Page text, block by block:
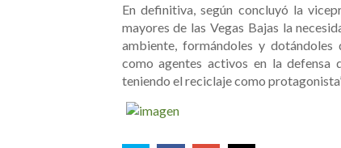
En definitiva, según concluyó la
mayores de las Vegas Bajas la
ambiente, formándoles y
como agentes activos en la defensa
teniendo el reciclaje como